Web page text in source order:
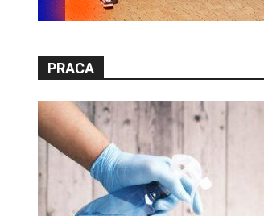
PRACA